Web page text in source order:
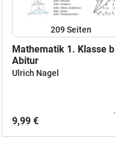
209Seiten
Mathematik 1. Klasse
Abitur
Ulrich Nagel
9,99 €